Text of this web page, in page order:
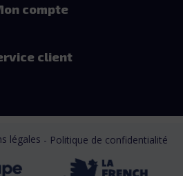
compte
client
légales - Politique de confidentialité